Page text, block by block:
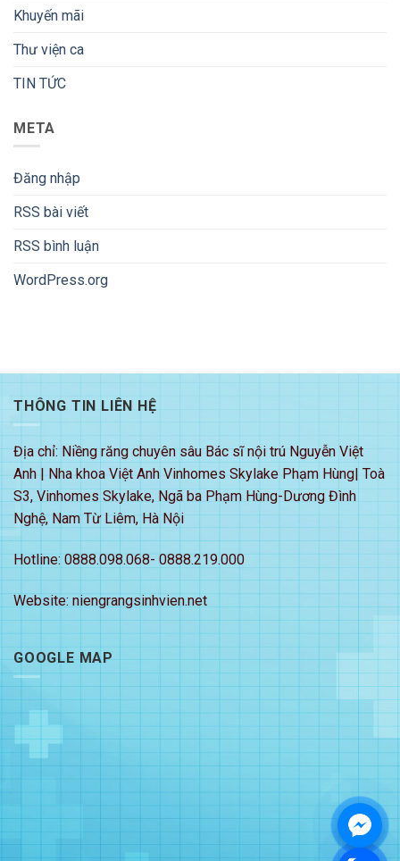
Khuyến mãi
Thư viện ca
TIN TỨC
META
Đăng nhập
RSS bài viết
RSS bình luận
WordPress.org
THÔNG TIN LIÊN HỆ
Địa chỉ: Niềng răng chuyên sâu Bác sĩ nội trú Nguyễn Việt
Anh | Nha khoa Việt Anh Vinhomes Skylake Phạm Hùng| Toà
S3, Vinhomes Skylake, Ngã ba Phạm Hùng-Dương Đình
Nghệ, Nam Từ Liêm, Hà Nội
Hotline: 0888.098.068- 0888.219.000
Website: niengrangsinhvien.net
GOOGLE MAP